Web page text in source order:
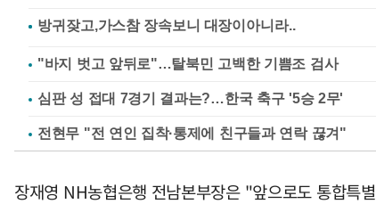
"바지 벗고 앞뒤로"…탈북민 고백한 기쁨조 검사
심판 성 접대 7경기 결과는?…한국 축구 '5승 2무'
전현무 "전 연인 집착·통제에 친구들과 연락 끊겨"
장재영 NH농협은행 전남본부장은 "앞으로도 통합특